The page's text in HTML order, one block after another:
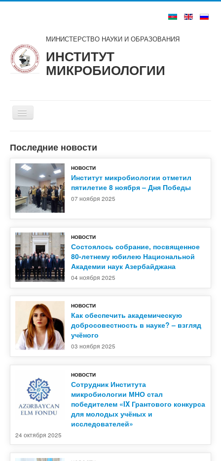
МИНИСТЕРСТВО НАУКИ И ОБРАЗОВАНИЯ
ИНСТИТУТ
МИКРОБИОЛОГИИ
Включить/
выключить
О нас
Структура
Советы и комитеты
Ученые и специалисты
Публикации
Контакты
Последние новости
НОВОСТИ
Институт микробиологии отметил
пятилетие 8 ноября – Дня Победы
07 ноября 2025
НОВОСТИ
Состоялось собрание, посвященное
80-летнему юбилею Национальной
Академии наук Азербайджана
04 ноября 2025
НОВОСТИ
Как обеспечить академическую
добросовестность в науке? – взгляд
учёного
03 ноября 2025
НОВОСТИ
Сотрудник Института
микробиологии МНО стал
победителем «IX Грантового конкурса
для молодых учёных и
исследователей»
24 октября 2025